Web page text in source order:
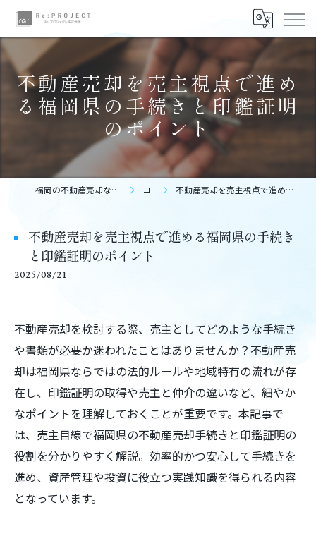
不動産売却を売主視点で進め
る福岡県の手続きと印鑑証明
のポイント
福岡の不動産売却ならReプロジェクト株式会社 コラム 不動産売却を売主視点で進める福岡県の手続きと印鑑証明のポイント
不動産売却を売主視点で進める福岡県の手続き
と印鑑証明のポイント
2025/08/21
不動産売却を検討する際、売主としてどのような手続き
や書類が必要か迷われたことはありませんか？不動産売
却は福岡県ならではの法的ルールや地域特有の流れが存
在し、印鑑証明の取得や売主と仲介の違いなど、細やか
なポイントを理解しておくことが重要です。本記事で
は、売主目線で福岡県の不動産売却手続きと印鑑証明の
役割を分かりやすく解説。効率的かつ安心して手続きを
進め、資産管理や投資に役立つ実践知識を得られる内容
となっています。